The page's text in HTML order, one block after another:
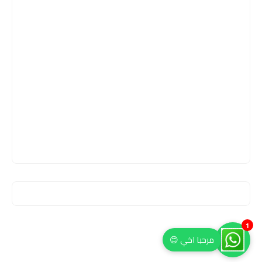
مرحبا اخي 😊